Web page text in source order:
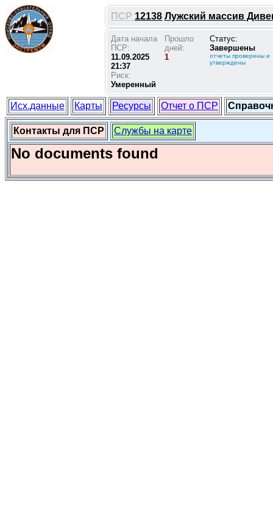
ПСР 12138 Лужский массив
Дата начала
ПСР:
11.09.2025
21:37
Риск:
Умеренный
Прошло
дней:
1
Статус:
Завершены
отчеты проверены и
утверждены
Исх.данные Карты Ресурсы Отчет о ПСР
Контакты для ПСР Службы на карте
No documents found